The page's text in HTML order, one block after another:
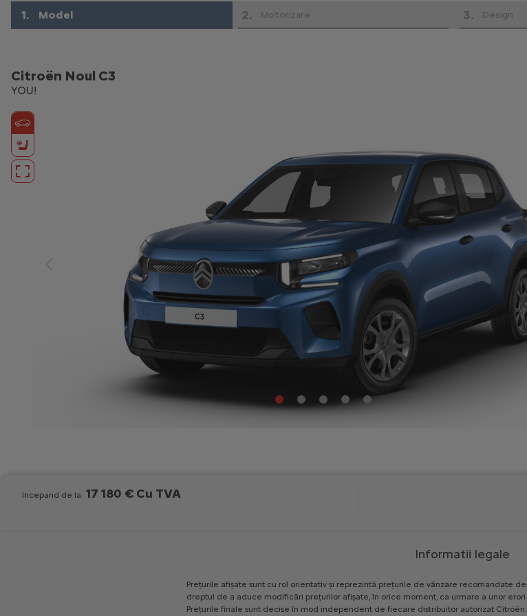
1. Model 2. Motorizare 3. Design
Citroën Noul C3
YOU!
Incepand de la 17 180 € Cu TVA
Informatii legale
Prețurile afișate sunt cu rol orientativ și reprezintă prețurile de vânzare recomandate de
dreptul de a aduce modificări prețurilor afișate, în orice moment, ca urmare a unor erori
Prețurile finale sunt decise în mod independent de fiecare distribuitor autorizat Citroën.